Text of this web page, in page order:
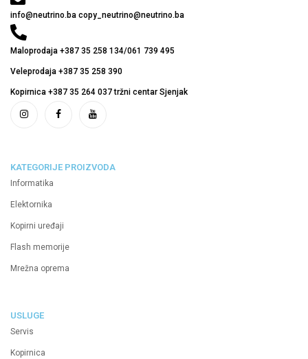
info@neutrino.ba copy_neutrino@neutrino.ba
Maloprodaja +387 35 258 134/061 739 495
Veleprodaja +387 35 258 390
Kopirnica +387 35 264 037 tržni centar Sjenjak
KATEGORIJE PROIZVODA
Informatika
Elektornika
Kopirni uređaji
Flash memorije
Mrežna oprema
USLUGE
Servis
Kopirnica